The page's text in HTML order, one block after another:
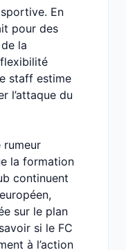
En
pour des
la
staff estime
l’attaque du
rumeur
la formation
continuent
sur le plan
si le FC
à l’action